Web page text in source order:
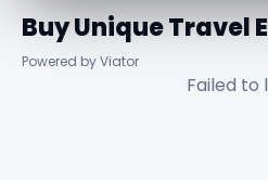
Buy Unique Travel
Powered by Viator
Failed to